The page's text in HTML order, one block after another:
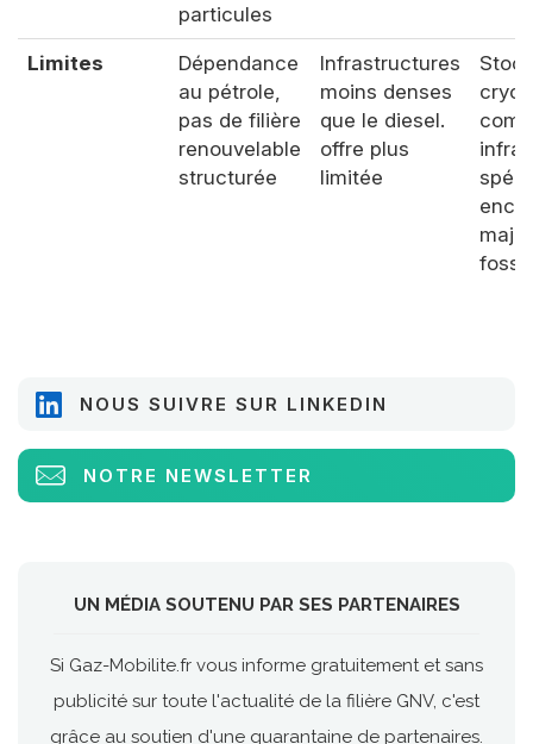
particules
Limites
Dépendance
au pétrole,
pas de filière
renouvelable
structurée
Infrastructures
moins denses
que le diesel.
offre plus
limitée
NOUS SUIVRE SUR LINKEDIN
NOTRE NEWSLETTER
UN MÉDIA SOUTENU PAR SES PARTENAIRES
Si Gaz-Mobilite.fr vous informe gratuitement et sans
publicité sur toute l'actualité de la filière GNV, c'est
grâce au soutien d'une quarantaine de partenaires.